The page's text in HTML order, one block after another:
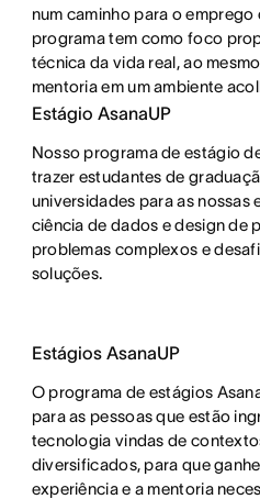
num caminho para o
programa tem como foco
técnica da vida real, ao
mentoria em um ambiente
Estágio AsanaUP
Nosso programa de estágio
trazer estudantes de
universidades para as nossas
ciência de dados e design de
problemas complexos e
soluções.
Estágios AsanaUP
O programa de estágios
para as pessoas que estão
tecnologia vindas de
diversificados, para que
experiência e a mentoria